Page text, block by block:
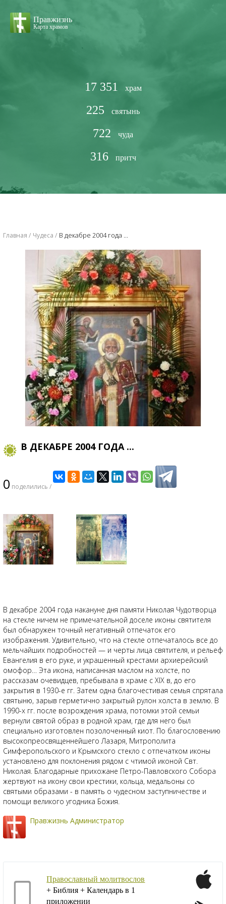
Правжизнь
Карта храмов
17 351 храм
225 святынь
722 чуда
316 притч
Главная Чудеса ​В декабре 2004 года ...
​В ДЕКАБРЕ 2004 ГОДА ...
0 поделились /
В декабре 2004 года накануне дня памяти Николая Чудотворца
на стекле ничем не примечательной доселе иконы святителя
был обнаружен точный негативный отпечаток его
изображения. Удивительно, что на стекле отпечаталось все до
мельчайших подробностей — и черты лица святителя, и рельеф
Евангелия в его руке, и украшенный крестами архиерейский
омофор… Эта икона, написанная маслом на холсте, по
рассказам очевидцев, пребывала в храме с XIX в, до его
закрытия в 1930-е гг. Затем одна благочестивая семья спрятала
святыню, зарыв герметично закрытый рулон холста в землю. В
1990-х гг. после возрождения храма, потомки этой семьи
вернули святой образ в родной храм, где для него был
специально изготовлен позолоченный киот. По благословению
высокопреосвященнейшего Лазаря, Митрополита
Симферопольского и Крымского стекло с отпечатком иконы
установлено для поклонения рядом с чтимой иконой Свт.
Николая. Благодарные прихожане Петро-Павловского Собора
жертвуют на икону свои крестики, кольца, медальоны со
святыми образами - в память о чудесном заступничестве и
помощи великого угодника Божия.
Правжизнь Администратор
Православный молитвослов
+ Библия + Календарь в 1
приложении